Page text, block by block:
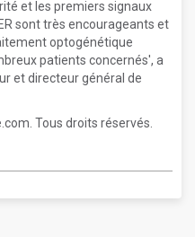
et les premiers signaux
sont très encourageants et
optogénétique
patients concernés', a
et directeur général de
Tous droits réservés.